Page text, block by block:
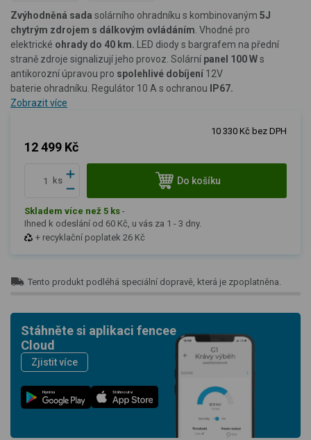
Zvýhodněná sada solárního ohradníku s kombinovaným 5J
chytrým zdrojem s dálkovým ovládáním . Vhodné pro
elektrické ohrady do 40 km.
LED diody s bargrafem na přední
straně zdroje signalizují jeho provoz. Solární panel 100 Ws
antikorozní úpravou pro spolehlivé dobíjení 12V
baterie ohradníku. Regulátor 10 A s ochranou
IP67.
Zobrazit více
12 499 Kč
10 330 Kč bez DPH
ks Do košíku
+ recyklační poplatek 26 Kč
Skladem více než 5 ks -
Ihned k odeslání od 60 Kč, u vás za 1 - 3 dny.
Tento produkt podléhá speciální dopravě, která je zpoplatněna.
Stáhněte si aplikaci fencee
Cloud
Zjistit více
Nyní na Stáhnout v